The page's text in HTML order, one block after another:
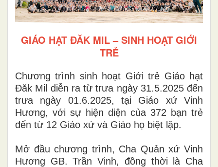
GIÁO HẠT ĐĂK MIL – SINH HOẠT GIỚI
TRẺ
Chương trình sinh hoạt Giới trẻ Giáo hạt
Đăk Mil diễn ra từ trưa ngày 31.5.2025 đến
trưa ngày 01.6.2025, tại Giáo xứ Vinh
Hương, với sự hiện diện của 372 bạn trẻ
đến từ 12 Giáo xứ và Giáo họ biệt lập.
Mở đầu chương trình, Cha Quản xứ Vinh
Hương GB. Trần Vinh, đồng thời là Cha